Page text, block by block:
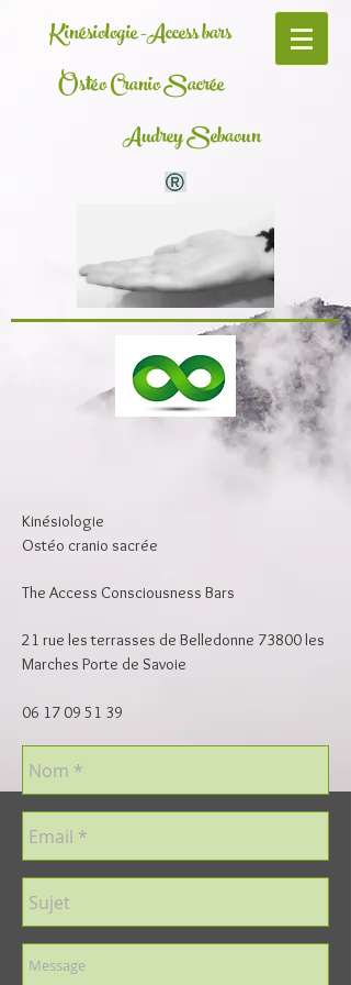
Kinésiologie -Access bars
Ostéo Cranio Sacrée
Audrey Sebaoun
Kinésiologie
Ostéo cranio sacrée
The Access Consciousness Bars
21 rue les terrasses de Belledonne 73800 les
Marches Porte de Savoie
06 17 09 51 39